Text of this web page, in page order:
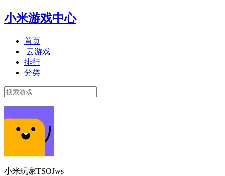
小米游戏中心
首页
云游戏
排行
分类
小米玩家TSOJws